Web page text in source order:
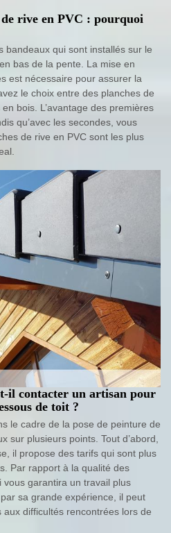
rive en PVC : pourquoi
bandeaux qui sont installés sur le
bas de la pente. La mise en
est nécessaire pour assurer la
le choix entre des planches de
bois. L’avantage des premières
qu’avec les secondes, vous
de rive en PVC sont les plus
il contacter un artisan pour
de toit ?
le cadre de la pose de peinture de
sur plusieurs points. Tout d’abord,
il propose des tarifs qui sont plus
Par rapport à la qualité des
vous garantira un travail plus
sa grande expérience, il peut
difficultés rencontrées lors de